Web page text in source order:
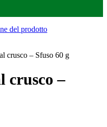
crusco – Sfuso 60 g
crusco –